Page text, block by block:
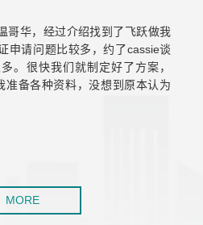
哥华，经过介绍找到了飞跃做我
申请问题比较多，约了cassie谈
。很快我们就制定好了方案，
准备各种资料，没想到原本认为
获批了。后来积累了两年工作经
MORE